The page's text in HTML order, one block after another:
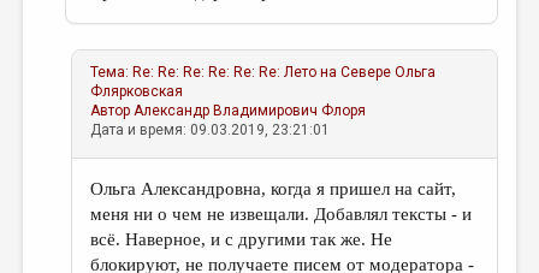
Тема: Re: Re: Re: Re: Re: Re: Лето на Севере Ольга
Флярковская
АвторАлександр Владимирович Флоря
Дата и время: 09.03.2019, 23:21:01
Ольга Александровна, когда я пришел на сайт,
меня ни о чем не извещали. Добавлял тексты - и
всё. Наверное, и с другими так же. Не
блокируют, не получаете писем от модератора -